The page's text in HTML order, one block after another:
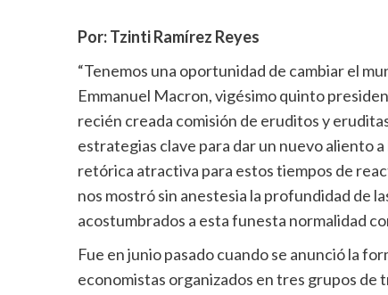
Por: Tzinti Ramírez Reyes
“Tenemos una oportunidad de cambiar el
Emmanuel Macron, vigésimo quinto
recién creada comisión de eruditos y
estrategias clave para dar un nuevo aliento
retórica atractiva para estos tiempos de
nos mostró sin anestesia la profundidad de
acostumbrados a esta funesta normalidad
Fue en junio pasado cuando se anunció la
economistas organizados en tres grupos de